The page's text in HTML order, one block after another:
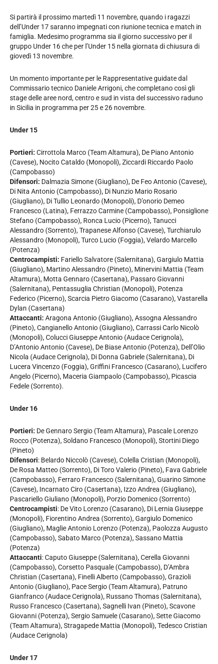
Si partirà il prossimo martedì 11 novembre, quando i ragazzi
dell’Under 17 saranno impegnati con riunione tecnica e match in
famiglia. Medesimo programma sia il giorno successivo per il
gruppo Under 16 che per l’Under 15 nella giornata di chiusura di
giovedì 13 novembre.
Un momento importante per le Rappresentative guidate dal
Commissario tecnico Daniele Arrigoni, che completano così gli
stage delle aree nord, centro e sud in vista del successivo raduno
in Sicilia in programma per 25 e 26 novembre.
Under 15
Portieri: Cirrottola Marco (Team Altamura), De Piano Antonio
(Cavese), Nocito Cataldo (Monopoli), Ziccardi Riccardo Paolo
(Campobasso)
Difensori: Dalmazia Simone (Giugliano), De Feo Antonio (Cavese),
Di Nita Antonio (Campobasso), Di Nunzio Mario Rosario
(Giugliano), Di Tullio Leonardo (Monopoli), D’onorio Demeo
Francesco (Latina), Ferrazzo Carmine (Campobasso), Ponsiglione
Stefano (Campobasso), Ronca Lucio (Picerno), Tanucci
Alessandro (Sorrento), Trapanese Alfonso (Cavese), Turchiarulo
Alessandro (Monopoli), Turco Lucio (Foggia), Velardo Marcello
(Potenza)
Centrocampisti: Fariello Salvatore (Salernitana), Gargiulo Mattia
(Giugliano), Martino Alessandro (Pineto), Minervini Mattia (Team
Altamura), Motta Gennaro (Casertana), Passaro Giovanni
(Salernitana), Pentassuglia Christian (Monopoli), Potenza
Federico (Picerno), Scarcia Pietro Giacomo (Casarano), Vastarella
Dylan (Casertana)
Attaccanti: Aragona Antonio (Giugliano), Assogna Alessandro
(Pineto), Cangianello Antonio (Giugliano), Carrassi Carlo Nicolò
(Monopoli), Colucci Giuseppe Antonio (Audace Cerignola),
D’Antonio Antonio (Cavese), De Biase Antonio (Potenza), Dell’Olio
Nicola (Audace Cerignola), Di Donna Gabriele (Salernitana), Di
Lucera Vincenzo (Foggia), Griffini Francesco (Casarano), Lucifero
Angelo (Picerno), Maceria Giampaolo (Campobasso), Picascia
Fedele (Sorrento).
Under 16
Portieri: De Gennaro Sergio (Team Altamura), Pascale Lorenzo
Rocco (Potenza), Soldano Francesco (Monopoli), Stortini Diego
(Pineto)
Difensori: Belardo Niccolò (Cavese), Colella Cristian (Monopoli),
De Rosa Matteo (Sorrento), Di Toro Valerio (Pineto), Fava Gabriele
(Campobasso), Ferraro Francesco (Salernitana), Guarino Simone
(Cavese), Incarnato Ciro (Casertana), Izzo Andrea (Giugliano),
Pascariello Giuliano (Monopoli), Porzio Domenico (Sorrento)
Centrocampisti: De Vito Lorenzo (Casarano), Di Lernia Giuseppe
(Monopoli), Fiorentino Andrea (Sorrento), Gargiulo Domenico
(Giugliano), Maglie Antonio Lorenzo (Potenza), Paolozza Augusto
(Campobasso), Sabato Marco (Potenza), Sassano Mattia
(Potenza)
Attaccanti: Caputo Giuseppe (Salernitana), Cerella Giovanni
(Campobasso), Corsetto Pasquale (Campobasso), D’Ambra
Christian (Casertana), Finelli Alberto (Campobasso), Grazioli
Antonio (Giugliano), Pace Sergio (Team Altamura), Patruno
Gianfranco (Audace Cerignola), Russano Thomas (Salernitana),
Russo Francesco (Casertana), Sagnelli Ivan (Pineto), Scavone
Giovanni (Potenza), Sergio Samuele (Casarano), Sette Giacomo
(Team Altamura), Stragapede Mattia (Monopoli), Tedesco Cristian
(Audace Cerignola)
Under 17